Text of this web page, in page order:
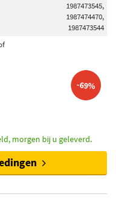
1987473545,
1987474470,
1987473544
-69%
morgen bij u geleverd.